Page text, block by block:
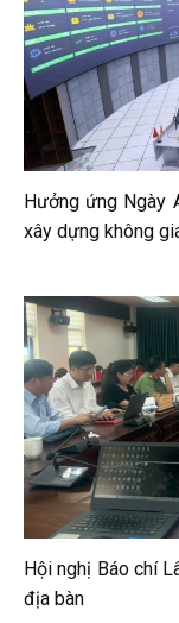
Hưởng ứng Ngày
xây dựng không
Hội nghị Báo chí
địa bàn